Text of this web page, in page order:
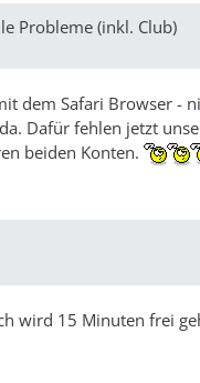
Probleme (inkl. Club)
dem Safari Browser -
Dafür fehlen jetzt
beiden Konten.
wird 15 Minuten frei